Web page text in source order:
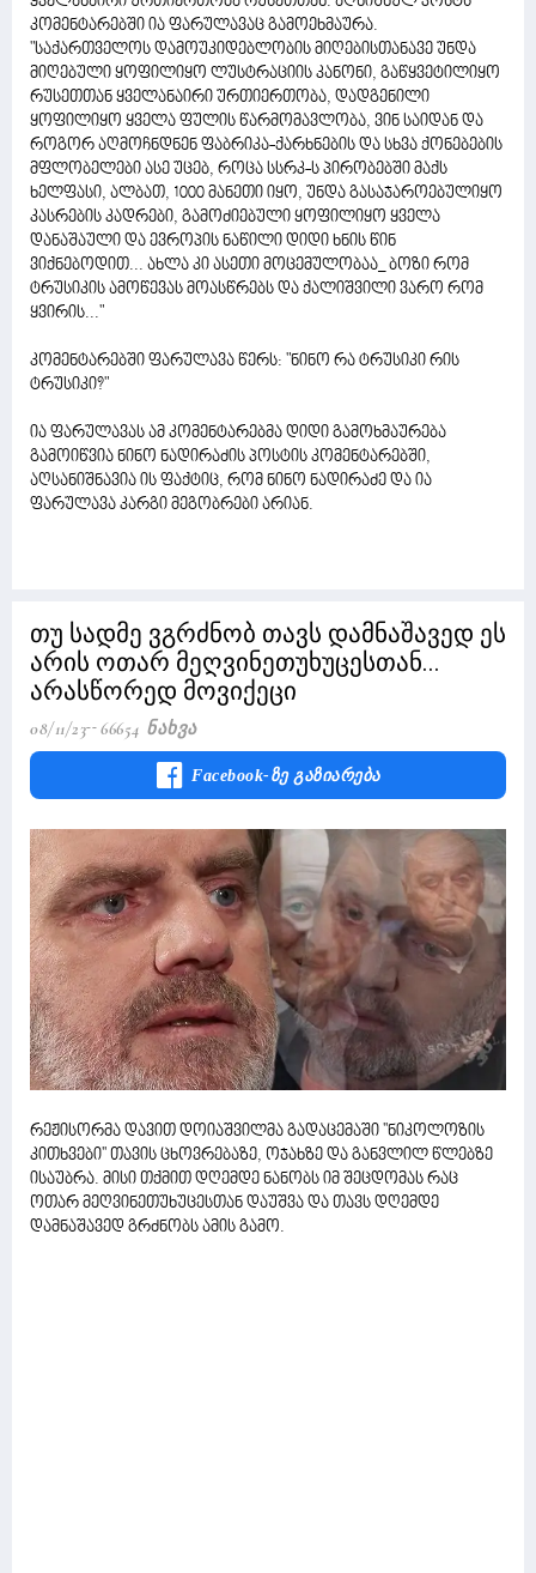
კომენტარებში ია ფარულავაც გამოეხმაურა.
"საქართველოს დამოუკიდებლობის მიღებისთანავე უნდა
მიღებული ყოფილიყო ლუსტრაციის კანონი, გაწყვეტილიყო
რუსეთთან ყველანაირი ურთიერთობა, დადგენილი
ყოფილიყო ყველა ფულის წარმომავლობა, ვინ საიდან და
როგორ აღმოჩნდნენ ფაბრიკა-ქარხნების და სხვა ქონებების
მფლობელები ასე უცებ, როცა სსრკ-ს პირობებში მაქს
ხელფასი, ალბათ, 1000 მანეთი იყო, უნდა გასაჯაროებულიყო
კასრების კადრები, გამოძიებული ყოფილიყო ყველა
დანაშაული და ევროპის ნაწილი დიდი ხნის წინ
ვიქნებოდით... ახლა კი ასეთი მოცემულობაა_ ბოზი რომ
ტრუსიკის ამოწევას მოასწრებს და ქალიშვილი ვარო რომ
ყვირის..."
კომენტარებში ფარულავა წერს: "ნინო რა ტრუსიკი რის
ტრუსიკი?"
ია ფარულავას ამ კომენტარებმა დიდი გამოხმაურება
გამოიწვია ნინო ნადირაძის პოსტის კომენტარებში,
აღსანიშნავია ის ფაქტიც, რომ ნინო ნადირაძე და ია
ფარულავა კარგი მეგობრები არიან.
თუ სადმე ვგრძნობ თავს დამნაშავედ ეს
არის ოთარ მეღვინეთუხუცესთან...
არასწორედ მოვიქეცი
08/11/23 66654 Ნახვა
Facebook-Ზე Გაზიარება
რეჟისორმა დავით დოიაშვილმა გადაცემაში ''ნიკოლოზის
კითხვები'' თავის ცხოვრებაზე, ოჯახზე და განვლილ წლებზე
ისაუბრა. მისი თქმით დღემდე ნანობს იმ შეცდომას რაც
ოთარ მეღვინეთუხუცესთან დაუშვა და თავს დღემდე
დამნაშავედ გრძნობს ამის გამო.